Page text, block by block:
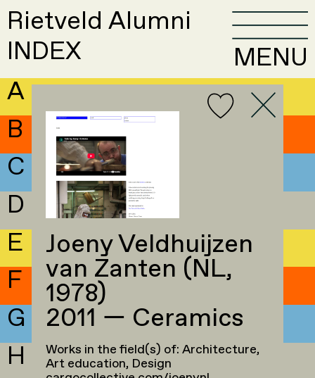
Rietveld Alumni
INDEX
MENU
A
B
C
D
E
F
G
H
Joeny Veldhuijzen
van Zanten (NL,
1978)
2011 — Ceramics
Works in the field(s) of: Architecture,
Art education, Design